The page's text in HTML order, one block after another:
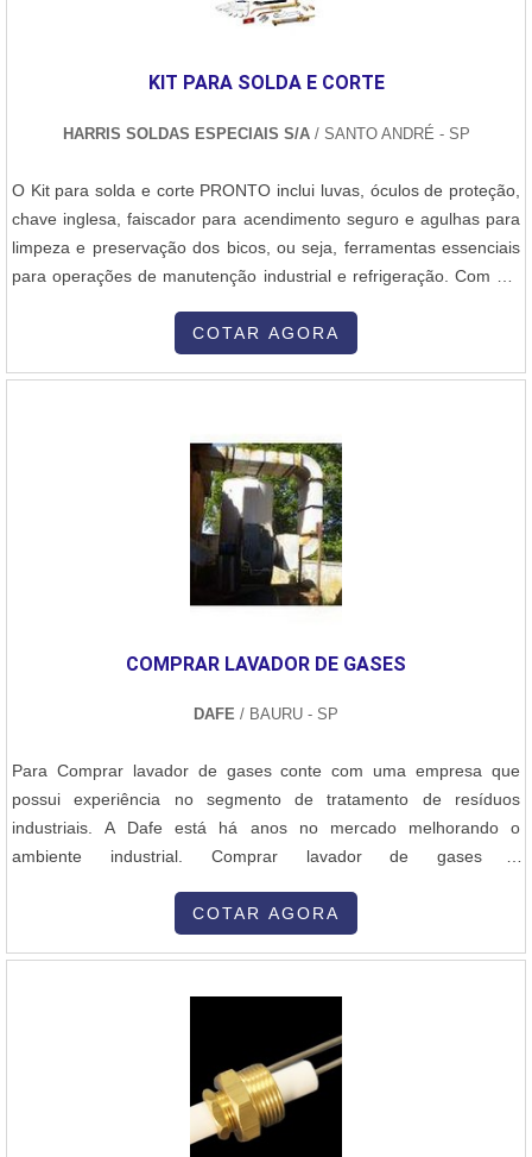
KIT PARA SOLDA E CORTE
HARRIS SOLDAS ESPECIAIS S/A/ SANTO ANDRÉ - SP
O Kit para solda e corte PRONTO inclui luvas, óculos de proteção,
chave inglesa, faiscador para acendimento seguro e agulhas para
limpeza e preservação dos bicos, ou seja, ferramentas essenciais
para operações de manutenção industrial e refrigeração. Com um
corte facilita a movimentação e dá segurança ao operador. O Kit
para solda e corte possui válvulas corta-chamas para os regu....
COTAR AGORA
COMPRAR LAVADOR DE GASES
DAFE / BAURU - SP
Para Comprar lavador de gases conte com uma empresa que
possui experiência no segmento de tratamento de resíduos
industriais. A Dafe está há anos no mercado melhorando o
ambiente industrial. Comprar lavador de gases –
variados ambientes, como estufas, caldeiras e industrias em geral.
COTAR AGORA